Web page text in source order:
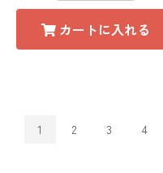
カートに入れる
1 2 3 4